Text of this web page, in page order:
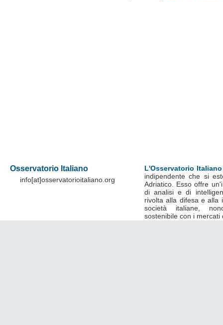
Osservatorio Italiano
info[at]osservatorioitaliano.org
L'Osservatorio Italiano
indipendente che si
Adriatico. Esso offre
di analisi e di
rivolta alla difesa e alla
società italiane,
sostenibile con i mercati